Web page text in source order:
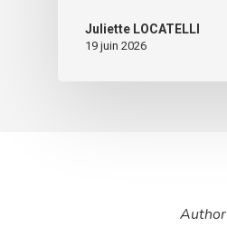
Juliette LOCATELLI
19 juin 2026
Author